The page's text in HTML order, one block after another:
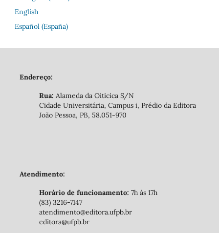
English
Español (España)
Endereço:
Rua: Alameda da Oiticica S/N
Cidade Universitária, Campus i, Prédio da Editora
João Pessoa, PB, 58.051-970
Atendimento:
Horário de funcionamento: 7h às 17h
(83) 3216-7147
atendimento@editora.ufpb.br
editora@ufpb.br